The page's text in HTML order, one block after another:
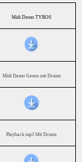
Midi Demo TYROS
Midi Demo Genos mit Drums
Playback mp3 Mit Drums